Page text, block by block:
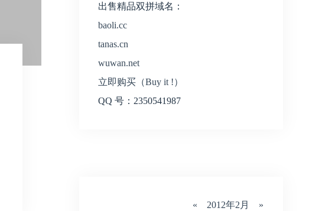
出售精品双拼域名：
baoli.cc
tanas.cn
wuwan.net
立即购买（Buy it !）
QQ 号：2350541987
« 2012年2月 »